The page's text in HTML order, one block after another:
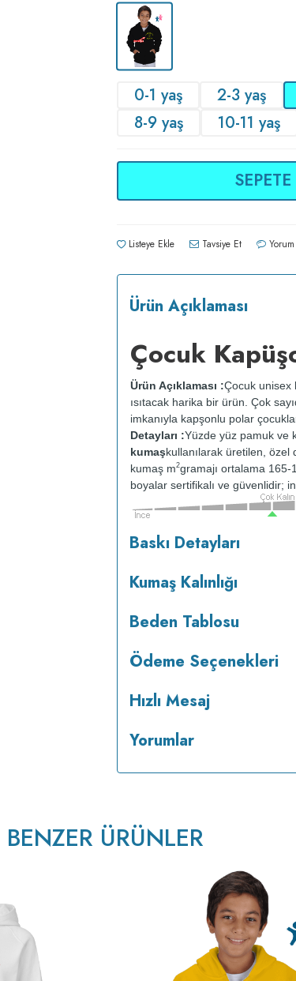
0-1 yaş 2-3 yaş
8-9 yaş
10-11 yaş
Listeye Ekle Tavsiye Et
Ürün Açıklaması
Çocuk
Ürün Açıklaması :Çocuk unisex
ısıtacak harika bir ürün. Çok
imkanıyla kapşonlu polar
Detayları :Yüzde yüz pamuk ve
kumaşkullanılarak üretilen,
kumaş m2gramajı ortalama 165-
boyalar sertifikalı ve güvenlidir;
Baskı Detayları
Kumaş Kalınlığı
Beden Tablosu
Ödeme Seçenekleri
Hızlı Mesaj
Yorumlar
BENZER ÜRÜNLER